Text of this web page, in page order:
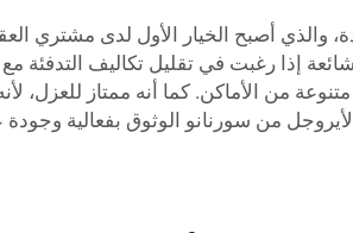
والذي أصبح الخيار الأول لدى مشتري
شائعة إذا رغبت في تقليل تكاليف
من الأماكن. كما أنه ممتاز للعزل،
من سورنانو الوثوق بفعالية وجودة